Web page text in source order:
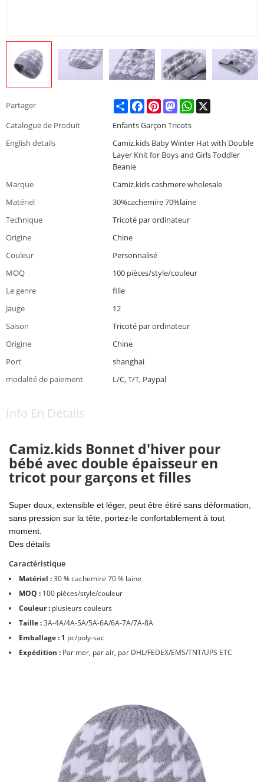
Partager ShareFacebookPinterestMastodonWhatsApp
Catalogue de Produit
Enfants Garçon Tricots
English details
Camiz.kids Baby Winter Hat with Double
Layer Knit for Boys and Girls Toddler
Beanie
Marque
Camiz.kids cashmere wholesale
Matériel
30%cachemire 70%laine
Technique
Tricoté par ordinateur
Origine
Chine
Couleur
Personnalisé
MOQ
100 pièces/style/couleur
Le genre
fille
Jauge
12
Saison
Tricoté par ordinateur
Origine
Chine
Port
shanghai
modalité de paiement
L/C, T/T, Paypal
Info En Détails
Camiz.kids Bonnet d'hiver pour
bébé avec double épaisseur en
tricot pour garçons et filles
Super doux, extensible et léger, peut être étiré sans déformation,
sans pression sur la tête, portez-le confortablement à tout
moment.
Des détails
Caractéristique
Matériel :30 % cachemire 70 % laine
MOQ : 100 pièces/style/couleur
Couleur : plusieurs couleurs
Taille :3A-4A/4A-5A/5A-6A/6A-7A/7A-8A
Emballage : 1 pc/poly-sac
Expédition : Par mer, par air, par DHL/FEDEX/EMS/TNT/UPS ETC